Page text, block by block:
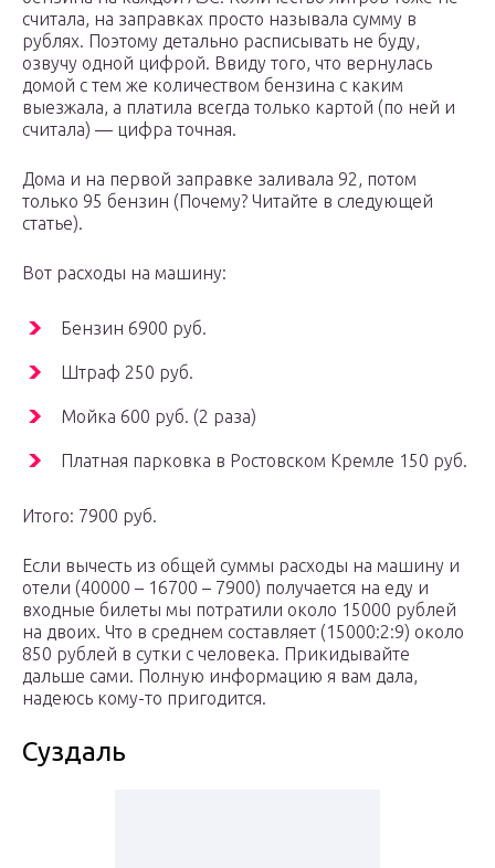
считала, на заправках просто называла сумму в
рублях. Поэтому детально расписывать не буду,
озвучу одной цифрой. Ввиду того, что вернулась
домой с тем же количеством бензина с каким
выезжала, а платила всегда только картой (по ней и
считала) — цифра точная.
Дома и на первой заправке заливала 92, потом
только 95 бензин (Почему? Читайте в следующей
статье).
Вот расходы на машину:
Бензин 6900 руб.
Штраф 250 руб.
Мойка 600 руб. (2 раза)
Платная парковка в Ростовском Кремле 150 руб.
Итого: 7900 руб.
Если вычесть из общей суммы расходы на машину и
отели (40000 – 16700 – 7900) получается на еду и
входные билеты мы потратили около 15000 рублей
на двоих. Что в среднем составляет (15000:2:9) около
850 рублей в сутки с человека. Прикидывайте
дальше сами. Полную информацию я вам дала,
надеюсь кому-то пригодится.
Суздаль